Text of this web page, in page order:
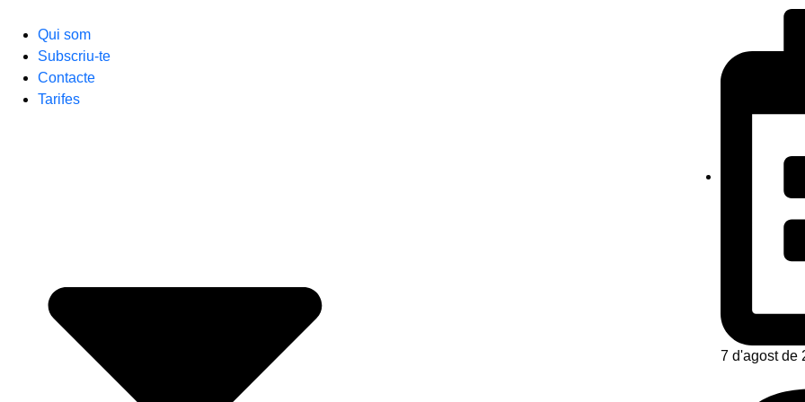
Qui som
Subscriu-te
Contacte
Tarifes
7 d'agost de